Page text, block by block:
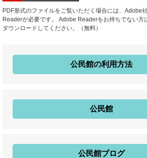
PDF形式のファイルをご覧いただく場合には、Adobe
Readerが必要です。
Adobe Readerをお持ちでない方
ダウンロードしてください。（無料）
公民館の利用方法
公民館
公民館ブログ